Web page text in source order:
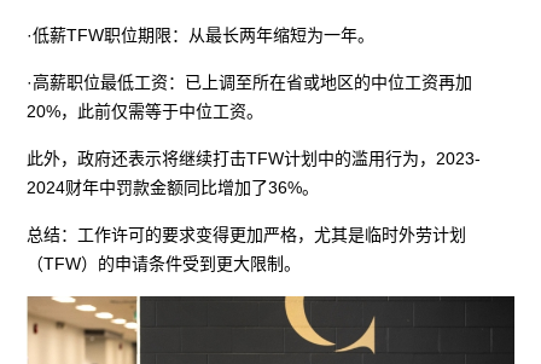
·低薪TFW职位期限：从最长两年缩短为一年。
·高薪职位最低工资：已上调至所在省或地区的中位工资再加
20%，此前仅需等于中位工资。
此外，政府还表示将继续打击TFW计划中的滥用行为，2023-
2024财年中罚款金额同比增加了36%。
总结：工作许可的要求变得更加严格，尤其是临时外劳计划
（TFW）的申请条件受到更大限制。